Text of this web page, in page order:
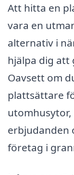
Att hitta en
vara en
alternativ i
hjälpa dig
Oavsett om
plattsättare
erbjudanden
företag i